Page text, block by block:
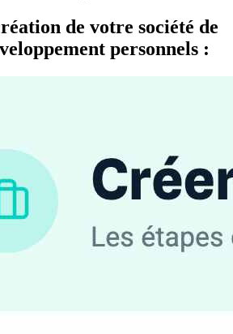
de votre société de
personnels :